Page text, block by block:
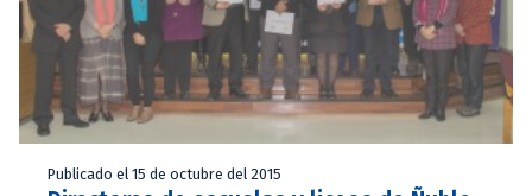
Publicado el 15 de octubre del 2015